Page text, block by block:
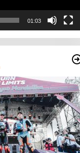
01:03